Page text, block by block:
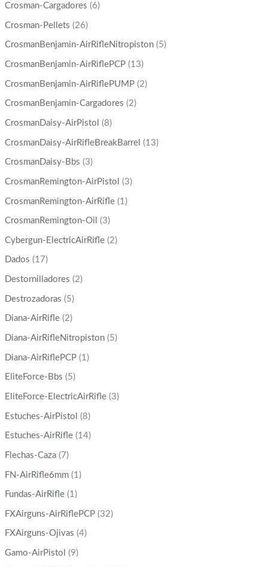
Crosman-Cargadores (6)
Crosman-Pellets (26)
CrosmanBenjamin-AirRifleNitropiston (5)
CrosmanBenjamin-AirRiflePCP (13)
CrosmanBenjamin-AirRiflePUMP (2)
CrosmanBenjamin-Cargadores (2)
CrosmanDaisy-AirPistol (8)
CrosmanDaisy-AirRifleBreakBarrel (13)
CrosmanDaisy-Bbs (3)
CrosmanRemington-AirPistol (3)
CrosmanRemington-AirRifle (1)
CrosmanRemington-Oil (3)
Cybergun-ElectricAirRifle (2)
Dados (17)
Destornilladores (2)
Destrozadoras (5)
Diana-AirRifle (2)
Diana-AirRifleNitropiston (5)
Diana-AirRiflePCP (1)
EliteForce-Bbs (5)
EliteForce-ElectricAirRifle (3)
Estuches-AirPistol (8)
Estuches-AirRifle (14)
Flechas-Caza (7)
FN-AirRifle6mm (1)
Fundas-AirRifle (1)
FXAirguns-AirRiflePCP (32)
FXAirguns-Ojivas (4)
Gamo-AirPistol (9)